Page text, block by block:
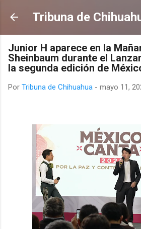
Ir al contenido
Tribuna de
Junior H aparece en la
Sheinbaum durante el
la segunda edición de
Por Tribuna de Chihuahua - mayo 11,